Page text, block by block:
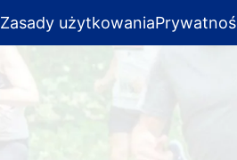
Zasady użytkowania